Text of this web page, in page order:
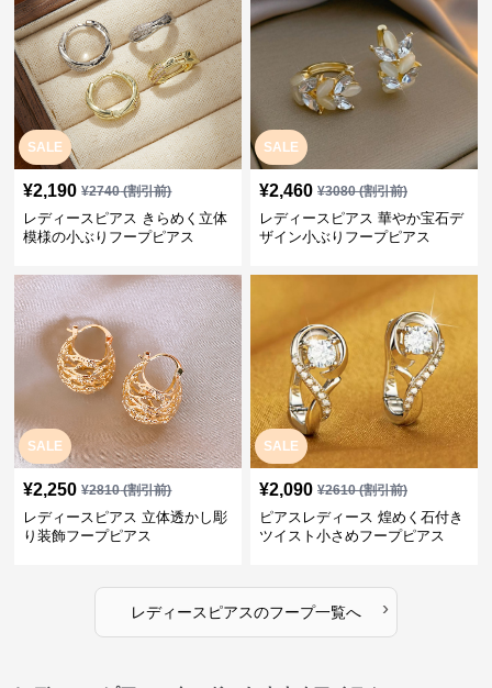
SALE
¥2,190 ¥2740(割引前)
レディースピアス きらめく立体
模様の小ぶりフープピアス
SALE
¥2,460 ¥3080(割引前)
レディースピアス 華やか宝石デ
ザイン小ぶりフープピアス
SALE
¥2,250 ¥2810(割引前)
レディースピアス 立体透かし彫
り装飾フープピアス
SALE
¥2,090 ¥2610(割引前)
ピアスレディース 煌めく石付き
ツイスト小さめフープピアス
レディースピアスのフープ一覧へ ›